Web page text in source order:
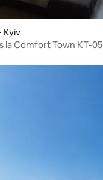
Kyiv
la Comfort Town КТ-05